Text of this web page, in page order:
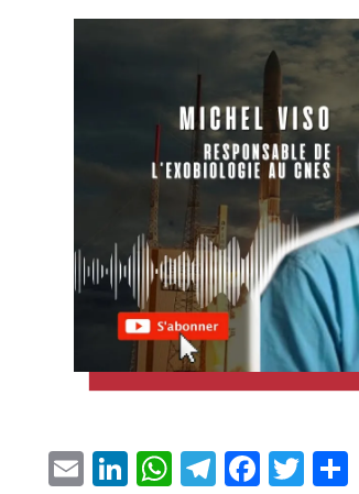
EmailLinkedIn
WhatsApp
Telegram